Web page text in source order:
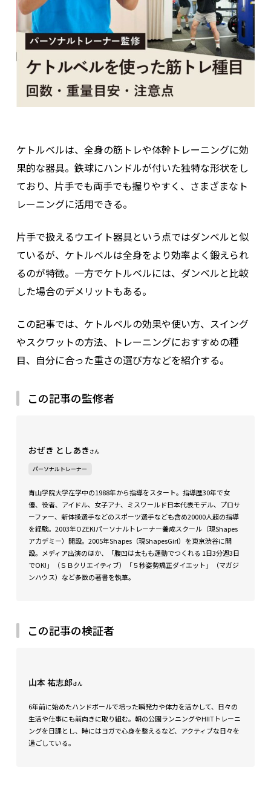
ケトルベルは、全身の筋トレや体幹トレーニングに効
果的な器具。鉄球にハンドルが付いた独特な形状をし
ており、片手でも両手でも握りやすく、さまざまなト
レーニングに活用できる。
片手で扱えるウエイト器具という点ではダンベルと似
ているが、ケトルベルは全身をより効率よく鍛えられ
るのが特徴。一方でケトルベルには、ダンベルと比較
した場合のデメリットもある。
この記事では、ケトルベルの効果や使い方、スイング
やスクワットの方法、トレーニングにおすすめの種
目、自分に合った重さの選び方などを紹介する。
この記事の監修者
おぜき としあき さん
パーソナルトレーナー
青山学院大学在学中の1988年から指導をスタート。指導歴30年で女
優、役者、アイドル、女子アナ、ミスワールド日本代表モデル、プロサ
ーファー、新体操選手などのスポーツ選手なども含め20000人超の指導
を経験。2003年OZEKIパーソナルトレーナー養成スクール（現Shapes
アカデミー）開設。2005年Shapes（現ShapesGirl）を東京渋谷に開
設。メディア出演のほか、「腹凹は太もも運動でつくれる 1日3分週3日
でOK!」（ＳＢクリエイティブ）「５秒姿勢矯正ダイエット」（マガジ
ンハウス）など多数の著書を執筆。
この記事の検証者
山本 祐志郎さん
6年前に始めたハンドボールで培った瞬発力や体力を活かして、日々の
生活や仕事にも前向きに取り組む。朝の公園ランニングやHIITトレーニ
ングを日課とし、時にはヨガで心身を整えるなど、アクティブな日々を
過ごしている。